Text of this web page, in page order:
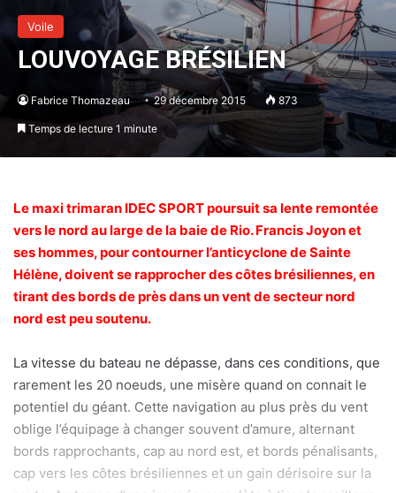
Voile
LOUVOYAGE BRÉSILIEN
Fabrice Thomazeau 29 décembre 2015 873
Temps de lecture 1 minute
Le maxi trimaran IDEC SPORT poursuit sa lente remontée
vers le nord au large de la baie de Rio. Francis Joyon et
ses hommes, pour contourner l’anticyclone de Sainte
Hélène, doivent se rapprocher des côtes brésiliennes, en
tirant des bords de près dans un vent de secteur nord
nord est peu soutenu.
La vitesse du bateau ne dépasse, dans ces conditions, que
rarement les 20 noeuds, une misère quand on connait le
potentiel du géant. Cette navigation au plus près du vent
oblige l’équipage à changer souvent d’amure, alternant
bords rapprochants, cap au nord est, et bords pénalisants,
cap vers les côtes brésiliennes et un gain dérisoire sur la